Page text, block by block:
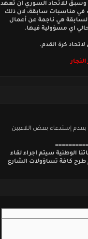
وسبق للاتحاد السوري ان تعهد
في مناسبات سابقة، لان ذلك
هي ناجمة عن أعمال
اي مسؤولية فيها.
كرة القدم.
إستدعاء بعض اللاعبين
الوطنية سيتم اجراء لقاء
كافة تساؤولات الشارع